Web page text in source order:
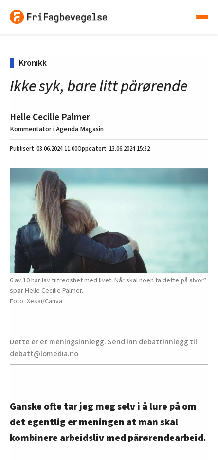
Kronikk
Ikke syk, bare litt pårørende
Helle Cecilie Palmer
Kommentator i Agenda Magasin
03.06.2024 11:00 13.06.2024 15:32
6 av 10 har lav tilfredshet med livet. Når skal noen ta dette på alvor?
spør Helle Cecilie Palmer.
Xesai/Canva
Dette er et meningsinnlegg. Send inn debattinnlegg til
debatt@lomedia.no
Ganske ofte tar jeg meg selv i å lure på om
det egentlig er meningen at man skal
kombinere arbeidsliv med pårørendearbeid.